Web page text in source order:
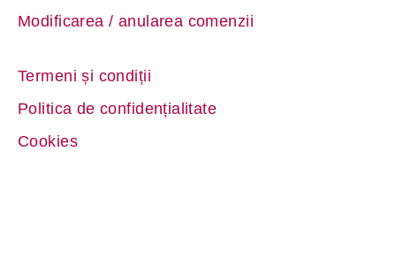
Modificarea / anularea comenzii
Termeni și condiții
Politica de confidențialitate
Cookies